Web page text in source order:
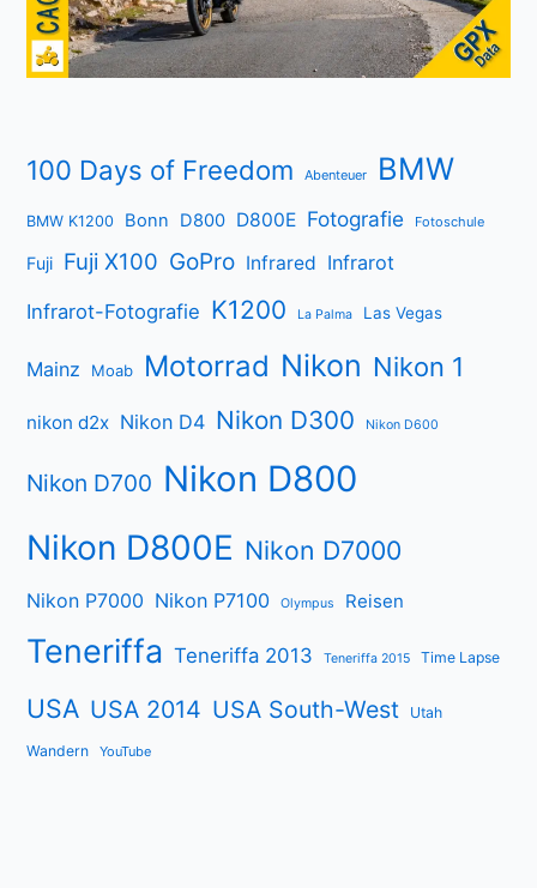
100 Days of Freedom Abenteuer BMW
BMW K1200 Bonn D800 D800E Fotografie Fotoschule
Fuji Fuji X100 GoPro Infrared Infrarot
Infrarot-Fotografie K1200 La Palma Las Vegas
Mainz Moab Motorrad Nikon Nikon 1
nikon d2x Nikon D4 Nikon D300 Nikon D600
Nikon D700 Nikon D800
Nikon D800E Nikon D7000
Nikon P7000 Nikon P7100 Olympus Reisen
Teneriffa Teneriffa 2013 Teneriffa 2015 Time Lapse
USA USA 2014 USA South-West Utah
Wandern YouTube